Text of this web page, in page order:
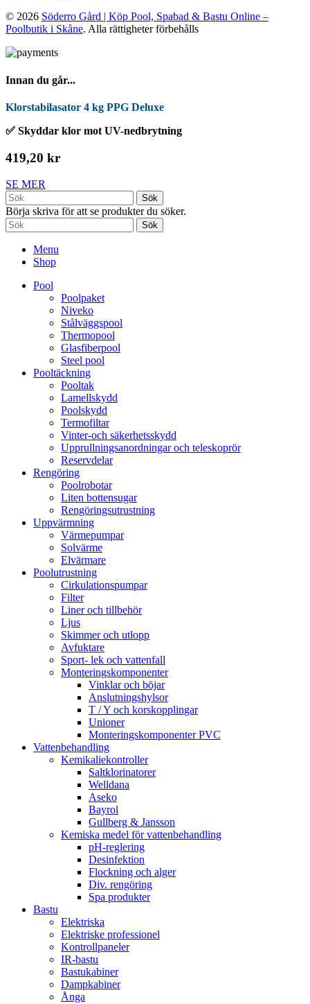
© 2026 Söderro Gård | Köp Pool, Spabad & Bastu Online –
Poolbutik i Skåne. Alla rättigheter förbehålls
Innan du går...
Klorstabilasator 4 kg PPG Deluxe
✅ Skyddar klor mot UV-nedbrytning
419,20 kr
SE MER
Sök
Börja skriva för att se produkter du söker.
Sök
Menu
Shop
Pool
Poolpaket
Niveko
Stålväggspool
Thermopool
Glasfiberpool
Steel pool
Pooltäckning
Pooltak
Lamellskydd
Poolskydd
Termofiltar
Vinter-och säkerhetsskydd
Upprullningsanordningar och teleskoprör
Reservdelar
Rengöring
Poolrobotar
Liten bottensugar
Rengöringsutrustning
Uppvärmning
Värmepumpar
Solvärme
Elvärmare
Poolutrustning
Cirkulationspumpar
Filter
Liner och tillbehör
Ljus
Skimmer och utlopp
Avfuktare
Sport- lek och vattenfall
Monteringskomponenter
Vinklar och böjar
Anslutningshylsor
T / Y och korskopplingar
Unioner
Monteringskomponenter PVC
Vattenbehandling
Kemikaliekontroller
Saltklorinatorer
Welldana
Aseko
Bayrol
Gullberg & Jansson
Kemiska medel för vattenbehandling
pH-reglering
Desinfektion
Flockning och alger
Div. rengöring
Spa produkter
Bastu
Elektriska
Elektriske professionel
Kontrollpaneler
IR-bastu
Bastukabiner
Dampkabiner
Ånga